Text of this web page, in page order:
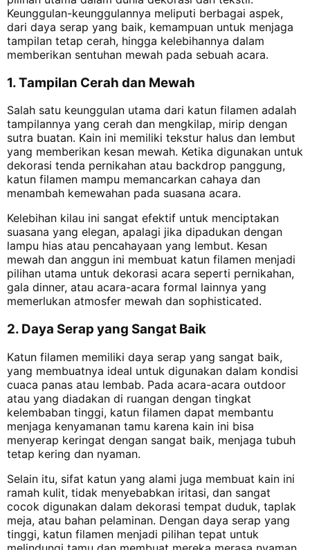
Keunggulan-keunggulannya meliputi berbagai aspek,
dari daya serap yang baik, kemampuan untuk menjaga
tampilan tetap cerah, hingga kelebihannya dalam
memberikan sentuhan mewah pada sebuah acara.
1. Tampilan Cerah dan Mewah
Salah satu keunggulan utama dari katun filamen adalah
tampilannya yang cerah dan mengkilap, mirip dengan
sutra buatan. Kain ini memiliki tekstur halus dan lembut
yang memberikan kesan mewah. Ketika digunakan untuk
dekorasi tenda pernikahan atau backdrop panggung,
katun filamen mampu memancarkan cahaya dan
menambah kemewahan pada suasana acara.
Kelebihan kilau ini sangat efektif untuk menciptakan
suasana yang elegan, apalagi jika dipadukan dengan
lampu hias atau pencahayaan yang lembut. Kesan
mewah dan anggun ini membuat katun filamen menjadi
pilihan utama untuk dekorasi acara seperti pernikahan,
gala dinner, atau acara-acara formal lainnya yang
memerlukan atmosfer mewah dan sophisticated.
2. Daya Serap yang Sangat Baik
Katun filamen memiliki daya serap yang sangat baik,
yang membuatnya ideal untuk digunakan dalam kondisi
cuaca panas atau lembab. Pada acara-acara outdoor
atau yang diadakan di ruangan dengan tingkat
kelembaban tinggi, katun filamen dapat membantu
menjaga kenyamanan tamu karena kain ini bisa
menyerap keringat dengan sangat baik, menjaga tubuh
tetap kering dan nyaman.
Selain itu, sifat katun yang alami juga membuat kain ini
ramah kulit, tidak menyebabkan iritasi, dan sangat
cocok digunakan dalam dekorasi tempat duduk, taplak
meja, atau bahan pelaminan. Dengan daya serap yang
tinggi, katun filamen menjadi pilihan tepat untuk